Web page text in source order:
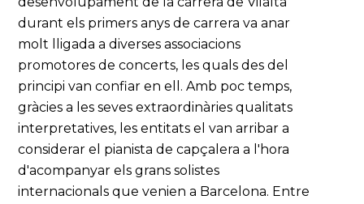
durant els primers anys de carrera va anar
molt lligada a diverses associacions
promotores de concerts, les quals des del
principi van confiar en ell. Amb poc temps,
gràcies a les seves extraordinàries qualitats
interpretatives, les entitats el van arribar a
considerar el pianista de capçalera a l'hora
d'acompanyar els grans solistes
internacionals que venien a Barcelona. Entre